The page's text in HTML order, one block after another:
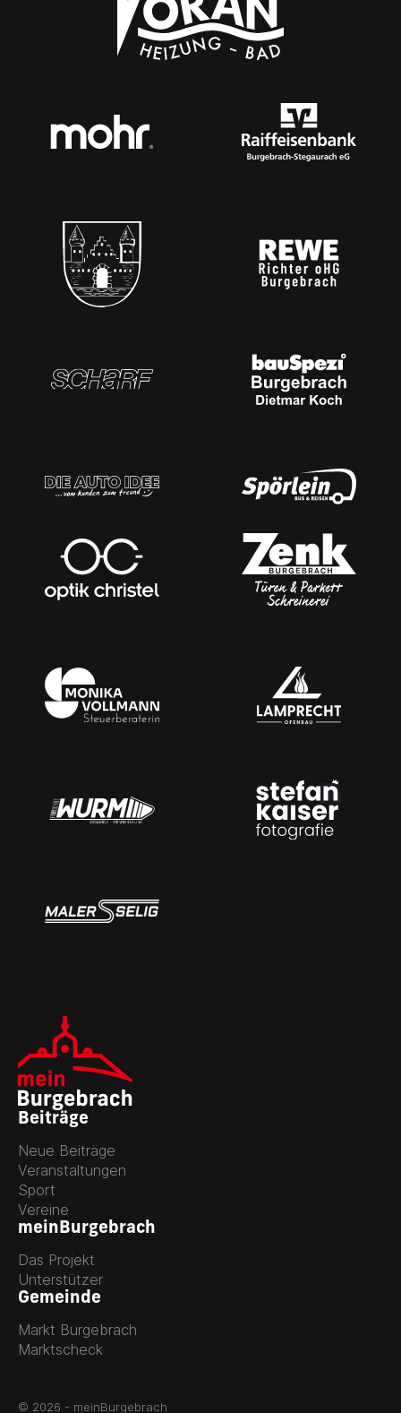
Beiträge
Neue Beiträge
Veranstaltungen
Sport
Vereine
meinBurgebrach
Das Projekt
Unterstützer
Gemeinde
Markt Burgebrach
Marktscheck
© 2026 - meinBurgebrach